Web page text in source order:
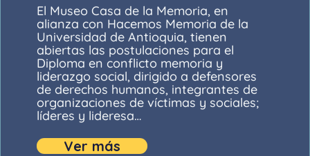
El Museo Casa de la Memoria, en
alianza con Hacemos Memoria de la
Universidad de Antioquia, tienen
abiertas las postulaciones para el
Diploma en conflicto memoria y
liderazgo social, dirigido a defensores
de derechos humanos, integrantes de
organizaciones de víctimas y sociales;
líderes y lideresa…
Ver más